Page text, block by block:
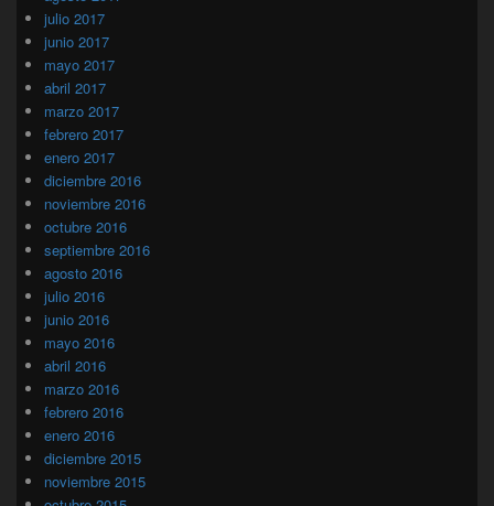
julio 2017
junio 2017
mayo 2017
abril 2017
marzo 2017
febrero 2017
enero 2017
diciembre 2016
noviembre 2016
octubre 2016
septiembre 2016
agosto 2016
julio 2016
junio 2016
mayo 2016
abril 2016
marzo 2016
febrero 2016
enero 2016
diciembre 2015
noviembre 2015